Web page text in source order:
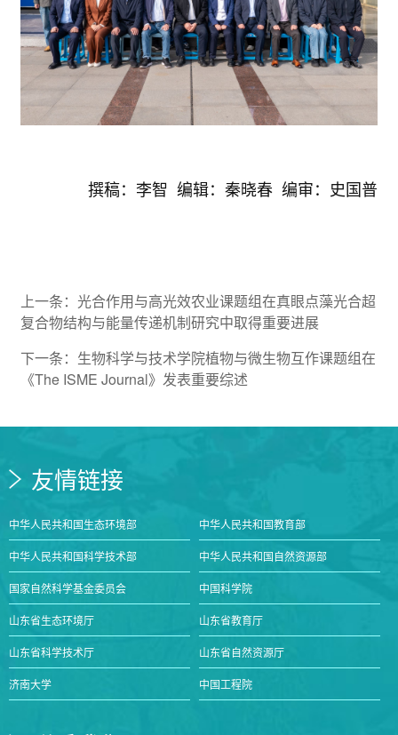
撰稿：李智 编辑：秦晓春 编审：史国普
上一条： 光合作用与高光效农业课题组在真眼点藻光合超
复合物结构与能量传递机制研究中取得重要进展
下一条： 生物科学与技术学院植物与微生物互作课题组在
《The ISME Journal》发表重要综述
友情链接
中华人民共和国生态环境部 中华人民共和国教育部
中华人民共和国科学技术部 中华人民共和国自然资源部
国家自然科学基金委员会 中国科学院
山东省生态环境厅 山东省教育厅
山东省科学技术厅 山东省自然资源厅
济南大学 中国工程院